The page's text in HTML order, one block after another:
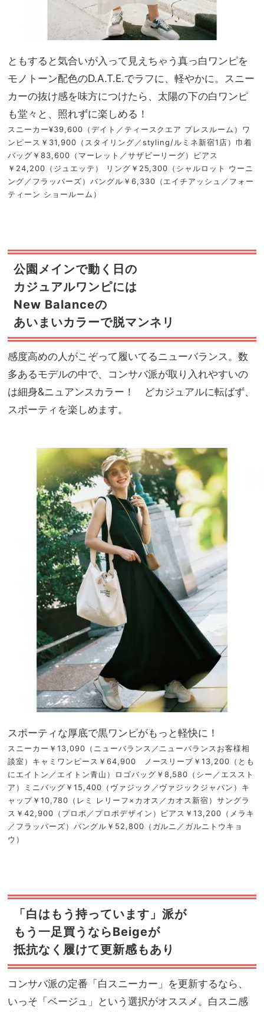
ともすると気合いが入って見えちゃう真っ白ワンピを
モノトーン配色のD.A.T.E.でラフに、軽やかに。スニー
カーの抜け感を味方につけたら、太陽の下の白ワンピ
も堂々と、照れずに楽しめる！
スニーカー¥39,600（デイト／ティースクエア プレスルーム）ワ
ンピース￥31,900（スタイリング／styling/ルミネ新宿1店）巾着
バッグ￥83,600（マーレット／サザビーリーグ）ピアス
￥24,200（ジュエッテ） リング￥25,300（シャルロット ウーニ
ング／フラッパーズ）バングル￥6,330（エイチアッシュ／フォー
ティーン ショールーム）
公園メインで動く日の
カジュアルワンピには
New Balanceの
あいまいカラーで脱マンネリ
感度高めの人がこぞって履いてるニューバランス。数
多あるモデルの中で、コンサバ派が取り入れやすいの
は細身&ニュアンスカラー！ どカジュアルに転ばず、
スポーティを楽しめます。
スポーティな厚底で黒ワンピがもっと軽快に！
スニーカー￥13,090（ニューバランス／ニューバランスお客様相
談室）キャミワンピース￥64,900 ノースリーブ￥13,200（とも
にエイトン／エイトン青山）ロゴバッグ￥8,580（シー／エススト
ア）ミニバッグ￥15,400（ヴァジック／ヴァジックジャパン）キ
ャップ￥10,780（レミ レリーフ×カオス／カオス新宿）サングラ
ス￥42,900（プロポ／プロポデザイン）ピアス￥13,200（メラキ
／フラッパーズ）バングル￥52,800（ガルニ／ガルニトウキョ
ウ）
「白はもう持っています」派が
もう一足買うならBeigeが
抵抗なく履けて更新感もあり
コンサバ派の定番「白スニーカー」を更新するなら、
いっそ「ベージュ」という選択がオススメ。白スニ感